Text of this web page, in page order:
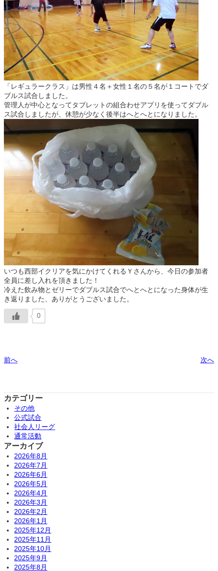
「レギュラークラス」は男性４名＋女性１名の５名が１コートでダ
ブルス試合しました。
管理人が中心となってタブレットの組合わせアプリを使ってダブル
ス試合しましたが、休憩が少なく後半はへとへとになりました。
いつも西部イクリアを気にかけてくれるＹさんから、今日の参加者
全員に差し入れを頂きました！
冷えた飲み物とゼリーでダブルス試合でへとへとになった身体が生
き返りました、ありがとうございました。
0
前へ 次へ
カテゴリー
その他
公式試合
社会人リーグ
通常活動
アーカイブ
2026年8月
2026年7月
2026年6月
2026年5月
2026年4月
2026年3月
2026年2月
2026年1月
2025年12月
2025年11月
2025年10月
2025年9月
2025年8月